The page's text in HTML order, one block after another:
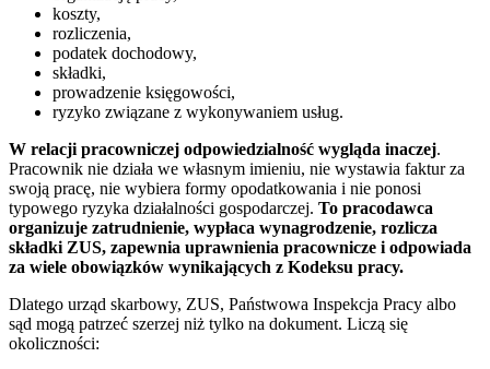
koszty,
rozliczenia,
podatek dochodowy,
składki,
prowadzenie księgowości,
ryzyko związane z wykonywaniem usług.
W relacji pracowniczej odpowiedzialność wygląda inaczej.
Pracownik nie działa we własnym imieniu, nie wystawia faktur za
swoją pracę, nie wybiera formy opodatkowania i nie ponosi
typowego ryzyka działalności gospodarczej. To pracodawca
organizuje zatrudnienie, wypłaca wynagrodzenie, rozlicza
składki ZUS, zapewnia uprawnienia pracownicze i odpowiada
za wiele obowiązków wynikających z Kodeksu pracy.
Dlatego urząd skarbowy, ZUS, Państwowa Inspekcja Pracy albo
sąd mogą patrzeć szerzej niż tylko na dokument. Liczą się
okoliczności: